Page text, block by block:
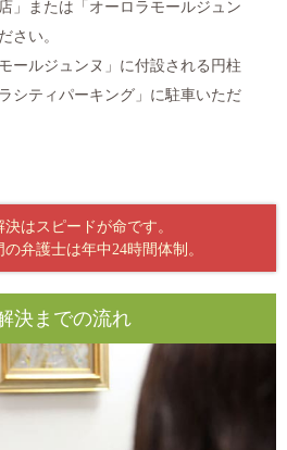
」または「オーロラモールジュン
さい。
ールジュンヌ」に付設される円柱
シティパーキング」に駐車いただ
はスピードが命です。
弁護士は年中24時間体制。
決までの流れ